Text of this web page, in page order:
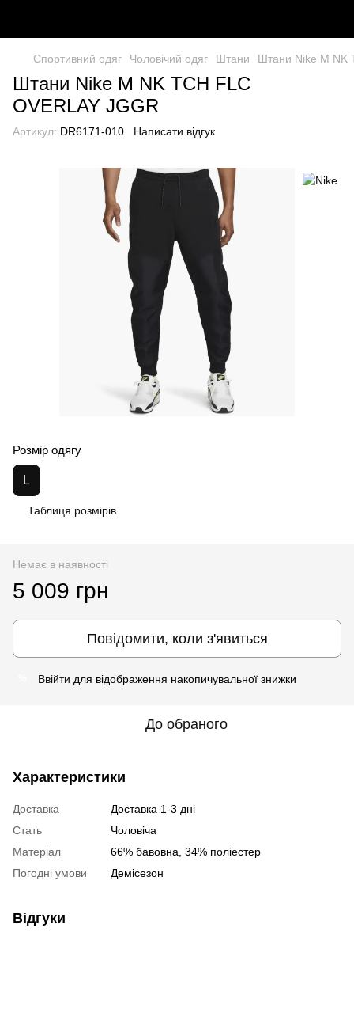
Спортивний одяг Чоловічий одяг Штани Штани Nike M NK
Штани Nike M NK TCH FLC
OVERLAY JGGR
Артикул: DR6171-010 Написати відгук
Розмір одягу
L
Таблиця розмірів
Немає в наявності
5 009 грн
Повідомити, коли з'явиться
Ввійти для відображення накопичувальної знижки
До обраного
Характеристики
Доставка
Доставка 1-3 дні
Стать
Чоловіча
Матеріал
66% бавовна, 34% поліестер
Погодні умови
Демісезон
Відгуки